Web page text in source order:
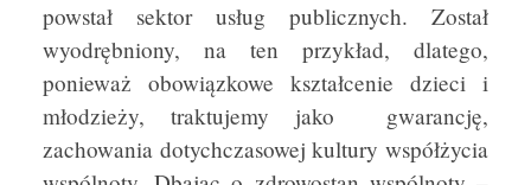
powstał sektor usług publicznych. Został
wyodrębniony, na ten przykład, dlatego,
ponieważ obowiązkowe kształcenie dzieci i
młodzieży, traktujemy jako gwarancję,
zachowania dotychczasowej kultury współżycia